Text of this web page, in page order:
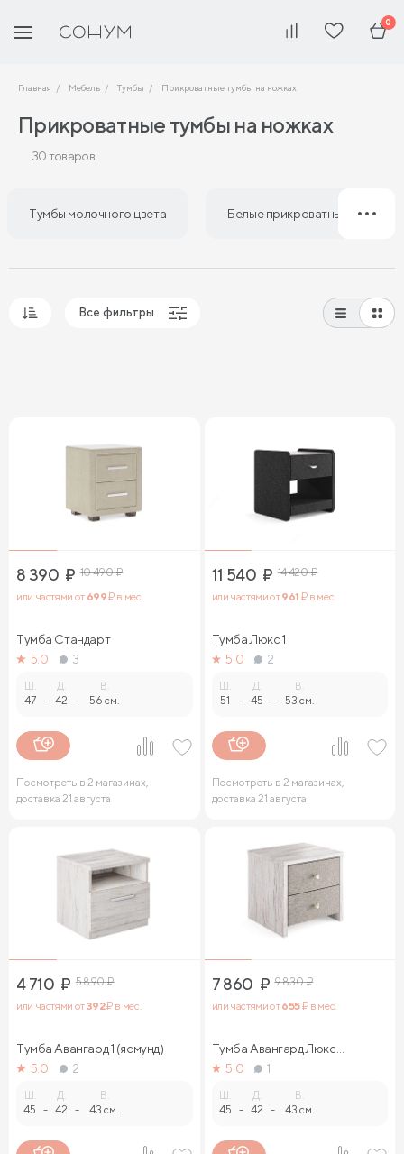
0
Главная Мебель Тумбы Прикроватные тумбы на ножках
Прикроватные тумбы на ножках
30 товаров
Тумбы молочного цвета Белые прикроватные тумбы
Все фильтры
8 390 ₽ 10 490₽
или частями от 699₽ в мес.
Тумба Стандарт
5.0
3
Ш.
47 -
Д.
42 -
В.
56 см.
Посмотреть в 2 магазинах,
доставка 21 августа
11 540 ₽ 14 420₽
или частями от961 ₽ в мес.
Тумба Люкс 1
5.0
2
Ш.
51 -
Д.
45 -
В.
53 см.
Посмотреть в 2 магазинах,
доставка 21 августа
4 710 ₽ 5 890₽
или частями от392₽ в мес.
Тумба Авангард 1 (ясмунд)
5.0
2
45 -
Д.
42 -
В.
43 см.
7 860 ₽ 9 830₽
или частями от655₽ в мес.
Тумба Авангард Люкс
(ясмунд)
5.0 1
45 -
Д.
42 -
В.
43 см.